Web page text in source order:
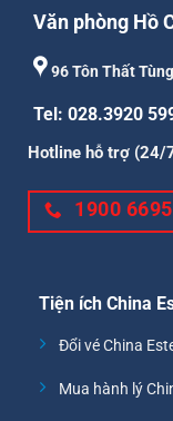
Văn phòng Hồ
96 Tôn Thất
Tel: 028.3920
Hotline hỗ trợ (24/
1900 6695
Tiện ích China
Đổi vé China
Mua hành lý